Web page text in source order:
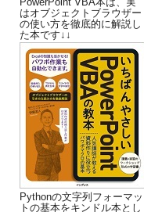
はオブジェクトブラウザー
の使い方を徹底的に解説し
た本です↓↓
Pythonの文字列フォーマッ
トの基本をキンドル本とし